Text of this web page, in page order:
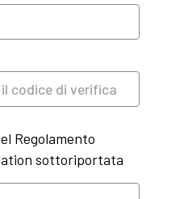
Regolamento
sottoriportata